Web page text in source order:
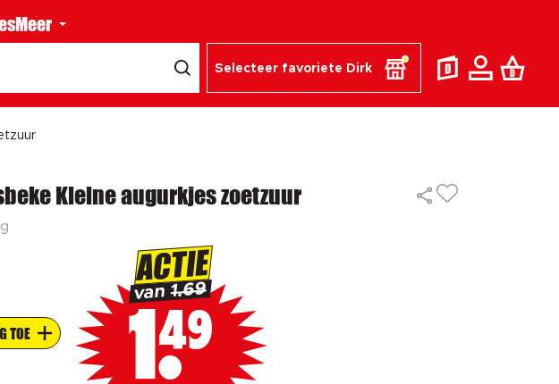
Meer
Selecteer favoriete Dirk
Kleine augurkjes zoetzuur
TOE
ACTIE
van1.69
1 49